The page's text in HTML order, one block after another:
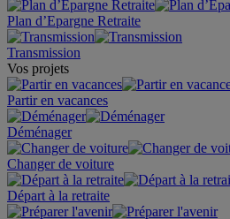
Plan d’Epargne Retraite
Transmission
Vos projets
Partir en vacances
Déménager
Changer de voiture
Départ à la retraite